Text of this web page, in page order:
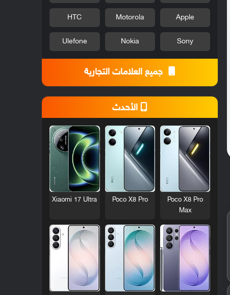
Apple
Motorola
HTC
Sony
Nokia
Ulefone
جميع العلامات التجارية
الأحدث
Poco X8 Pro
Max
Poco X8 Pro
Xiaomi 17 Ultra